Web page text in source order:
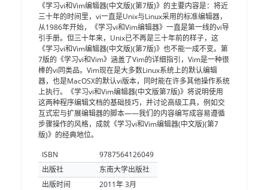
《学习vi和Vim编辑器(中文版)(第7版)》的主要内容是：将近
三十年的时间里，vi一直是Unix与Linux采用的标准编辑器，
从1986年开始，《学习vi和Vim编辑器》一直是第一线的vi导
引手册。但三十年来，Unix已不再是三十年前的样子，这
《学习vi和Vim编辑器(中文版)(第7版)》也不能一成不变。第
7版的《学习vi和Vim》涵盖了Vim的详细指引，Vim是一种很
棒的vi同类品。Vim现在是大多数Linux系统上的默认编辑
器，也是MacOSX的默认vi版本，同时能在许多其他操作系统
上执行。《学习vi和Vim编辑器(中文版第7版)》将说明使用
这两种程序编辑文档的基础技巧，并讨论高级工具，例如交
互式宏与扩展编辑器的脚本——我们的内容编写成容易遵循
步骤操作的风格，成就《学习vi和Vim编辑器(中文版)(第7
版)》的经典地位。
ISBN
9787564126049
出版社
东南大学出版社
出版时间
2011年 3月